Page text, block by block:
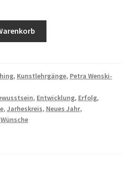
, Kunstlehrgänge, Petra Wenski-
, Entwicklung, Erfolg,
, Jarheskreis, Neues Jahr,
Wünsche